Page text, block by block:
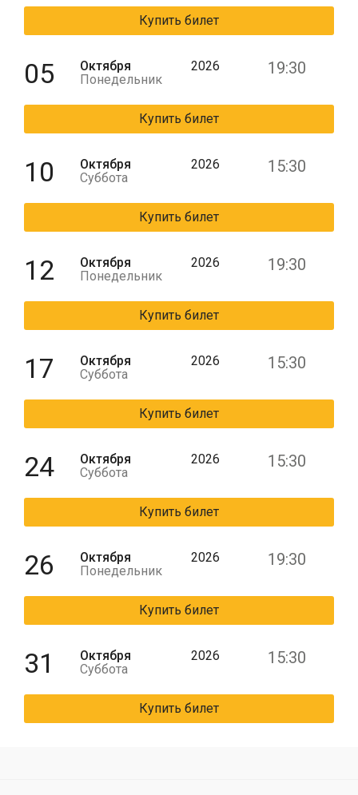
Купить билет
05
Октября
Понедельник
2026 19:30
Купить билет
10
Октября
Суббота
2026 15:30
Купить билет
12
Октября
Понедельник
2026 19:30
Купить билет
17
Октября
Суббота
2026 15:30
Купить билет
24
Октября
Суббота
2026 15:30
Купить билет
26
Октября
Понедельник
2026 19:30
Купить билет
31
Октября
Суббота
2026 15:30
Купить билет